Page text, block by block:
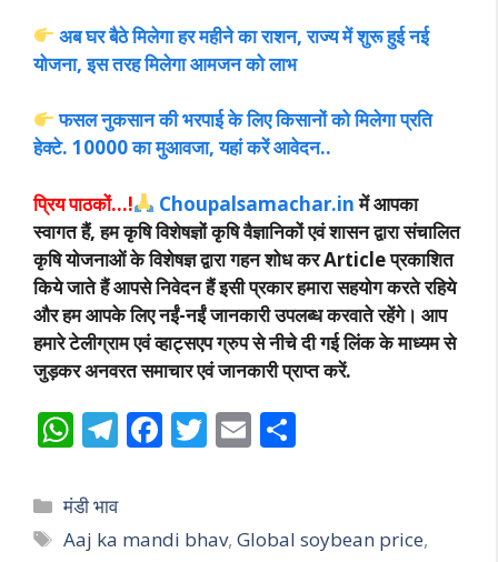
अब घर बैठे मिलेगा हर महीने का राशन, राज्य में शुरू हुई नई
योजना, इस तरह मिलेगा आमजन को लाभ
फसल नुकसान की भरपाई के लिए किसानों को मिलेगा प्रति
हेक्टे. 10000 का मुआवजा, यहां करें आवेदन..
प्रिय पाठकों…! Choupalsamachar.inमें आपका
स्वागत हैं, हम कृषि विशेषज्ञों कृषि वैज्ञानिकों एवं शासन द्वारा संचालित
कृषि योजनाओं के विशेषज्ञ द्वारा गहन शोध कर Article प्रकाशित
किये जाते हैं आपसे निवेदन हैं इसी प्रकार हमारा सहयोग करते रहिये
और हम आपके लिए नईं-नईं जानकारी उपलब्ध करवाते रहेंगे। आप
हमारे टेलीग्राम एवं व्हाट्सएप ग्रुप से नीचे दी गई लिंक के माध्यम से
जुड़कर अनवरत समाचार एवं जानकारी प्राप्त करें.
W
at
s
T
e
gr
F
b
T
er
E
l e
Categories
मंडी भाव
Tags
Aaj ka mandi bhav,Global soybean price,